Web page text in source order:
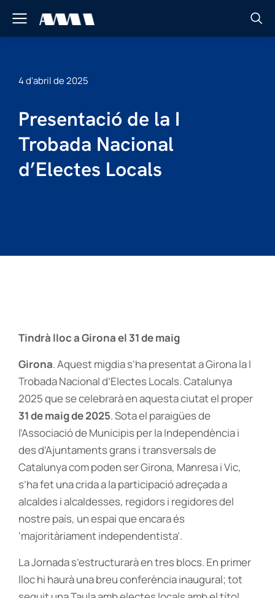
4 d'abril de 2025
Presentació de la I
Trobada Nacional
d’Electes Locals
Tindrà lloc a Girona el 31 de maig
Girona. Aquest migdia s’ha presentat a Girona la I
Trobada Nacional d’Electes Locals. Catalunya
2025 que se celebrarà en aquesta ciutat el proper
31 de maig de 2025. Sota el paraigües de
l’Associació de Municipis per la Independència i
des d’Ajuntaments grans i transversals de
Catalunya com poden ser Girona, Manresa i Vic,
s’ha fet una crida a la participació adreçada a
alcaldes i alcaldesses, regidors i regidores del
nostre país, un espai que encara és
‘majoritàriament independentista’.
La Jornada s’estructurarà en tres blocs. En primer
lloc hi haurà una breu conferència inaugural; tot